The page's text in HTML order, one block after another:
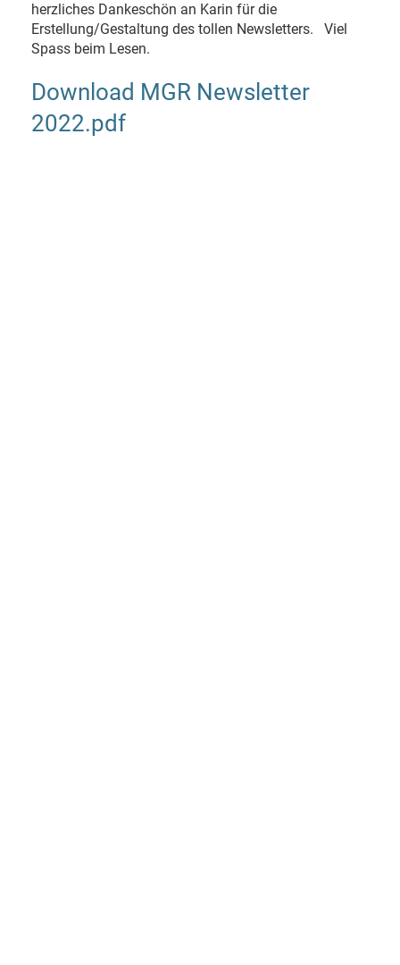
herzliches Dankeschön an Karin für die
Erstellung/Gestaltung des tollen Newsletters. Viel
Spass beim Lesen.
Download MGR Newsletter
2022.pdf